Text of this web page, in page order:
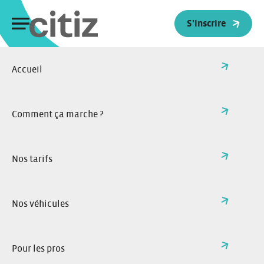
S'inscrire
Accueil
Comment ça marche ?
Nos tarifs
Nos véhicules
Pour les pros
Retour à l'accueil
> Actualités
Panneau de gestion des cookies